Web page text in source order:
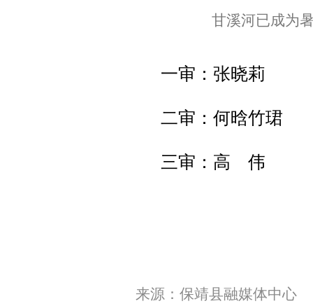
甘溪河已成为
一审：张晓莉
二审：何晗竹珺
三审：高 伟
来源：保靖县融媒体中心